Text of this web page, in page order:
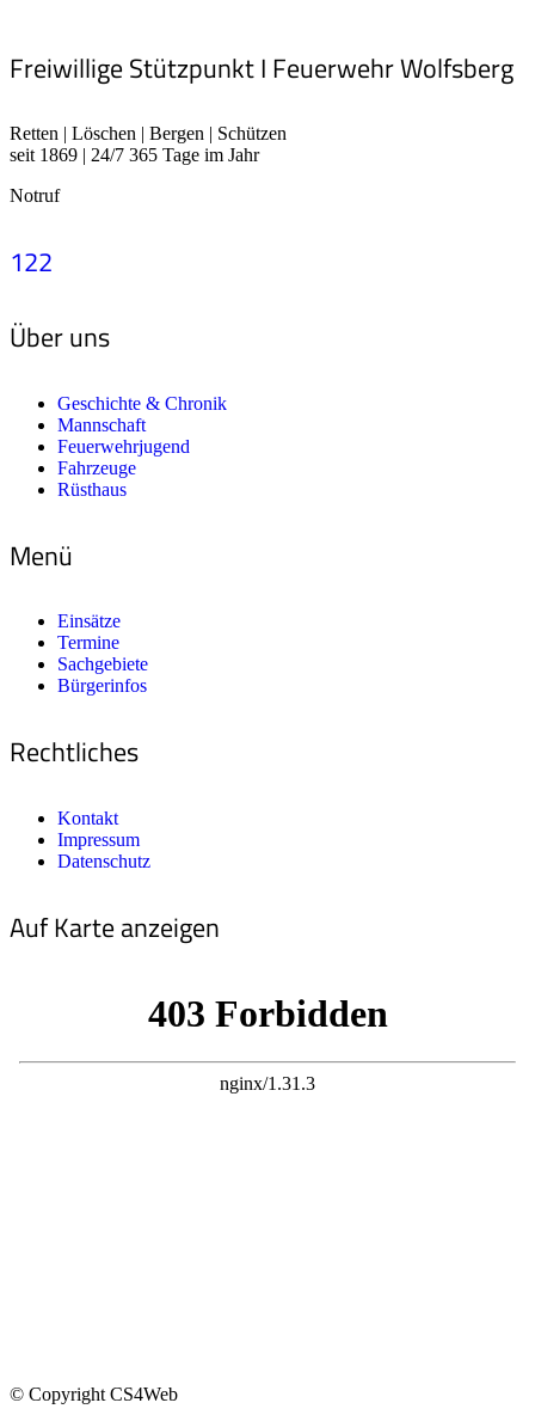
Freiwillige Stützpunkt I Feuerwehr Wolfsberg
Retten | Löschen | Bergen | Schützen
seit 1869 | 24/7 365 Tage im Jahr
Notruf
122
Über uns
Geschichte & Chronik
Mannschaft
Feuerwehrjugend
Fahrzeuge
Rüsthaus
Menü
Einsätze
Termine
Sachgebiete
Bürgerinfos
Rechtliches
Kontakt
Impressum
Datenschutz
Auf Karte anzeigen
© Copyright CS4Web